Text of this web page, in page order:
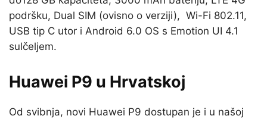
podršku, Dual SIM (ovisno o verziji), Wi-Fi 802.11,
USB tip C utor i Android 6.0 OS s Emotion UI 4.1
sulčeljem.
Huawei P9 u Hrvatskoj
Od svibnja, novi Huawei P9 dostupan je i u našoj